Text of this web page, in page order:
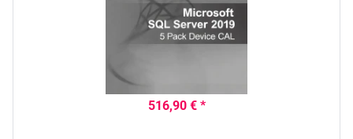
516,90 € *